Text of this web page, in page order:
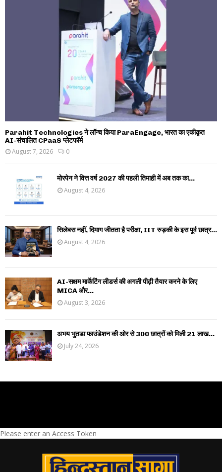
Parahit Technologies ने लॉन्च किया ParaEngage, भारत का एकीकृत
AI-संचालित CPaaS प्लेटफॉर्म
August 7, 2026
0
मोरपेन ने वित्त वर्ष 2027 की पहली तिमाही में अब तक का...
August 4, 2026
सिलेबस नहीं, दिमाग जीतता है परीक्षा, IIT रुड़की के इस पूर्व छात्र...
August 4, 2026
AI-सक्षम मार्केटिंग लीडर्स की अगली पीढ़ी तैयार करने के लिए
MICA और...
August 3, 2026
अभय भुतडा फाउंडेशन की ओर से 300 छात्रों को मिली 21 लाख...
July 24, 2026
Please enter an Access Token